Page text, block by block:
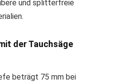
und splitterfreie
der Tauchsäge
beträgt 75 mm bei